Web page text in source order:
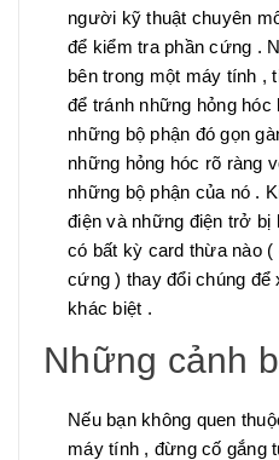
người kỹ thuật chuyên
để kiểm tra phần cứng .
bên trong một máy tính ,
để tránh những hỏng
những bộ phận đó gọn
những hỏng hóc rõ ràng
những bộ phận của nó .
điện và những điện trở bị
có bất kỳ card thừa nào
cứng ) thay đổi chúng để
khác biệt .
Những cảnh
Nếu bạn không quen
máy tính , đừng cố gắng